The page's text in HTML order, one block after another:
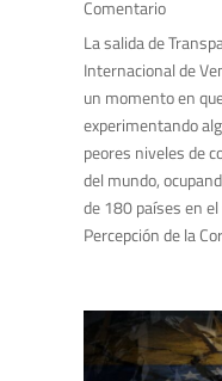
Comentario
La salida de
Internacional de
un momento en
experimentando
peores niveles de
del mundo,
de 180 países en
Percepción de la